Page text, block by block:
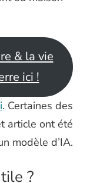
& la vie
ici !
. Certaines des
article ont été
modèle d’IA.
?